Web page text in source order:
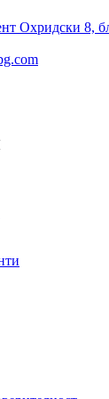
Охридски 8,